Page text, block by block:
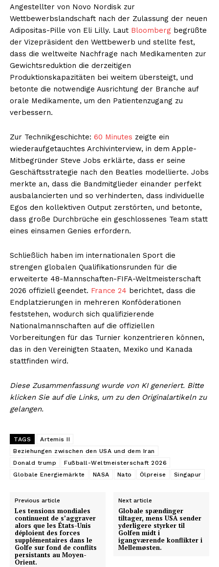
Angestellter von Novo Nordisk zur
Wettbewerbslandschaft nach der Zulassung der neuen
Adipositas-Pille von Eli Lilly. Laut Bloomberg begrüßte
der Vizepräsident den Wettbewerb und stellte fest,
dass die weltweite Nachfrage nach Medikamenten zur
Gewichtsreduktion die derzeitigen
Produktionskapazitäten bei weitem übersteigt, und
betonte die notwendige Ausrichtung der Branche auf
orale Medikamente, um den Patientenzugang zu
verbessern.
Zur Technikgeschichte: 60 Minutes zeigte ein
wiederaufgetauchtes Archivinterview, in dem Apple-
Mitbegründer Steve Jobs erklärte, dass er seine
Geschäftsstrategie nach den Beatles modellierte. Jobs
merkte an, dass die Bandmitglieder einander perfekt
ausbalancierten und so verhinderten, dass individuelle
Egos den kollektiven Output zerstörten, und betonte,
dass große Durchbrüche ein geschlossenes Team statt
eines einsamen Genies erfordern.
Schließlich haben im internationalen Sport die
strengen globalen Qualifikationsrunden für die
erweiterte 48-Mannschaften-FIFA-Weltmeisterschaft
2026 offiziell geendet. France 24 berichtet, dass die
Endplatzierungen in mehreren Konföderationen
feststehen, wodurch sich qualifizierende
Nationalmannschaften auf die offiziellen
Vorbereitungen für das Turnier konzentrieren können,
das in den Vereinigten Staaten, Mexiko und Kanada
stattfinden wird.
Diese Zusammenfassung wurde von KI generiert. Bitte
klicken Sie auf die Links, um zu den Originalartikeln zu
gelangen.
TAGS
Artemis II
Beziehungen zwischen den USA und dem Iran
Donald trump
Fußball-Weltmeisterschaft 2026
Globale Energiemärkte
NASA Nato Ölpreise Singapur
Previous article
Les tensions mondiales
continuent de s’aggraver
alors que les États-Unis
déploient des forces
supplémentaires dans le
Golfe sur fond de conflits
persistants au Moyen-
Orient.
Next article
Globale spændinger
tiltager, mens USA sender
yderligere styrker til
Golfen midt i
igangværende konflikter i
Mellemøsten.